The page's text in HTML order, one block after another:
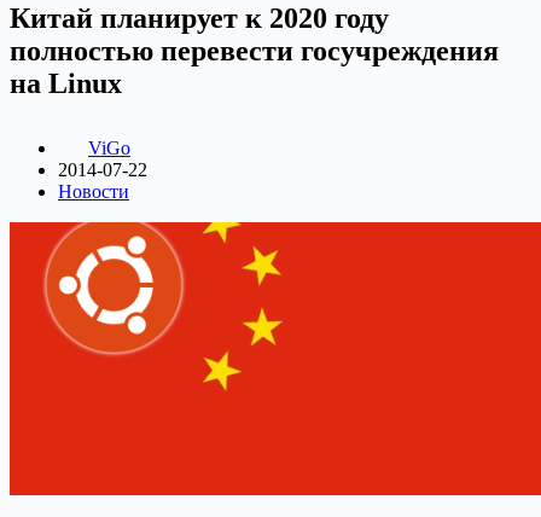
Китай планирует к 2020 году
полностью перевести госучреждения
на Linux
ViGo
2014-07-22
Новости